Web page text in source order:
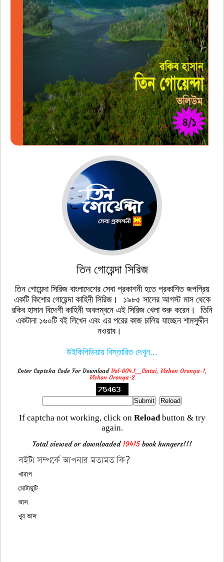
তিন গোয়েন্দা সিরিজ
তিন গোয়েন্দা সিরিজ বাংলাদেশের সেবা প্রকাশনী হতে প্রকাশিত জপগ্রিয়
একটি কিশোর গোয়েন্দা কাহিনী সিরিজ। ১৯৮৫ সালের আগস্ট মাস থেকে
রকিব হাসান বিদেশী কাহিনী অবলম্বনে এই সিরিজ খেলা শুরু করেন। তিনি
একটানা ১৬০টি বই লিখেন এবং এর পরের কাজ চালিয় যাচ্ছেন শামসুদ্দীন
নওয়াব।
উইকিপিডিয়ায় বিস্তারিত দেখুন...
Enter Captcha Code For Download Vol-004.1__Cintai, Vishon Oronya-1,
Vishon Oronya-2
If captcha not working, click on Reloadbutton & try
again.
Total viewed or downloaded 19415book hungers!!!